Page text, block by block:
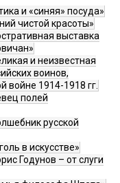
и «синяя» посуда»
чистой красоты»
выставка
и неизвестная
воинов,
войне 1914-1918 гг.
полей
русской
в искусстве»
Годунов – от слуги